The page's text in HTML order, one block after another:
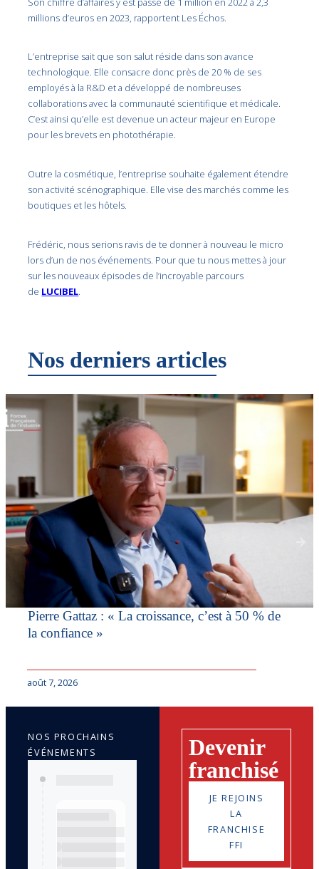
millions d’euros en 2023, rapportent Les Échos.
L’entreprise sait que son salut réside dans son avance
technologique. Elle consacre donc près de 20 % de ses
employés à la R&D et a développé de nombreuses
collaborations avec la communauté scientifique et médicale.
C’est ainsi qu’elle est devenue un acteur majeur en Europe
pour les brevets en photothérapie.
Outre la cosmétique, l’entreprise souhaite également étendre
son activité scénographique. Elle vise des marchés comme les
boutiques et les hôtels.
Frédéric, nous serions ravis de te donner à nouveau le micro
lors d’un de nos événements. Pour que tu nous mettes à jour
sur les nouveaux épisodes de l’incroyable parcours
de LUCIBEL.
Nos derniers articles
Pierre Gattaz : « La croissance, c’est à 50 % de
la confiance »
août 7, 2026
Devenir
franchisé
JE REJOINS
LA
FRANCHISE
FFI
NOS PROCHAINS
ÉVÉNEMENTS